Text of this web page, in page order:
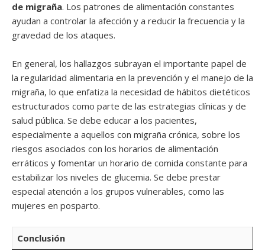
de migraña. Los patrones de alimentación constantes
ayudan a controlar la afección y a reducir la frecuencia y la
gravedad de los ataques.
En general, los hallazgos subrayan el importante papel de
la regularidad alimentaria en la prevención y el manejo de la
migraña, lo que enfatiza la necesidad de hábitos dietéticos
estructurados como parte de las estrategias clínicas y de
salud pública. Se debe educar a los pacientes,
especialmente a aquellos con migraña crónica, sobre los
riesgos asociados con los horarios de alimentación
erráticos y fomentar un horario de comida constante para
estabilizar los niveles de glucemia. Se debe prestar
especial atención a los grupos vulnerables, como las
mujeres en posparto.
Conclusión